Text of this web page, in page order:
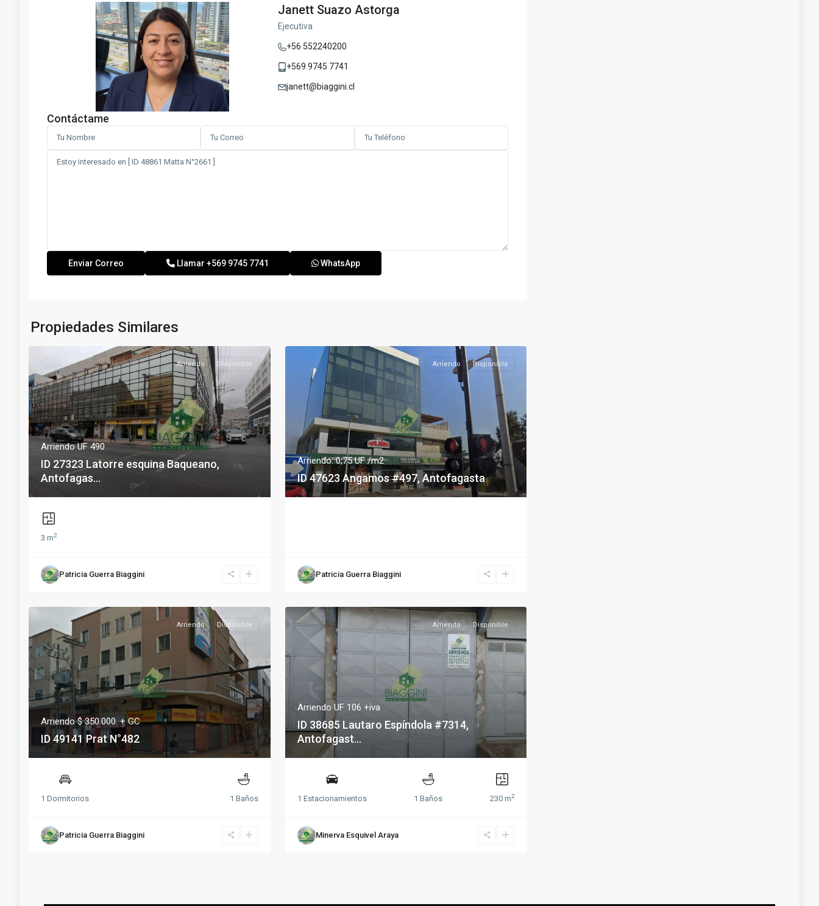
Janett Suazo Astorga
Ejecutiva
+56 552240200
+569 9745 7741
janett@biaggini.cl
Contáctame
Llamar +569 9745 7741 WhatsApp
Propiedades Similares
Arriendo Disponible
Arriendo UF 490
ID 27323 Latorre esquina Baqueano,
Antofagas...
3 m2
Patricia Guerra Biaggini
Arriendo Disponible
Arriendo: 0,75 UF /m2
ID 47623 Angamos #497, Antofagasta
Patricia Guerra Biaggini
Arriendo Disponible
Arriendo $ 350.000. + GC
ID 49141 Prat N°482
1 Dormitorios 1 Baños
Patricia Guerra Biaggini
Arriendo Disponible
Arriendo UF 106 +iva
ID 38685 Lautaro Espíndola #7314,
Antofagast...
1 Estacionamientos 1 Baños 230 m2
Minerva Esquivel Araya